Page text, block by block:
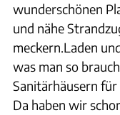
wunderschönen
und nähe
meckern.Laden
was man so
Sanitärhäusern
Da haben wir